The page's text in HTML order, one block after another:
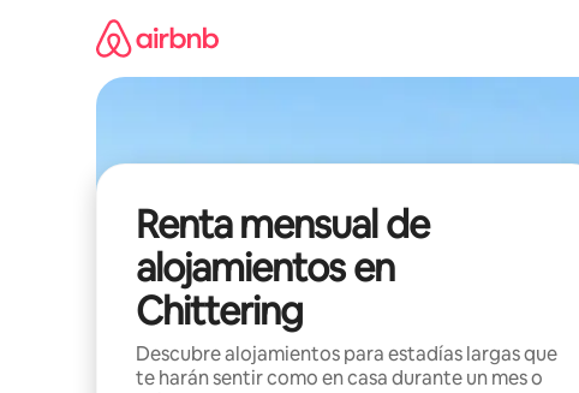
Renta mensual de
alojamientos en
Chittering
Descubre alojamientos para estadías largas que
te harán sentir como en casa durante un mes o